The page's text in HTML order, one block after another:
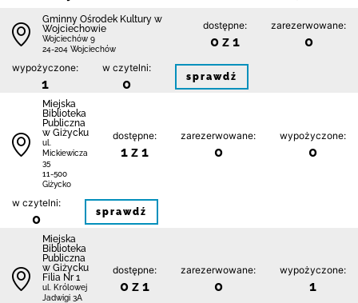
Gminny Ośrodek Kultury w
Wojciechowie
Wojciechów 9
24-204 Wojciechów
dostępne:
0 z 1
zarezerwowane:
0
wypożyczone:
1
w czytelni:
0 sprawdź
Miejska
Biblioteka
Publiczna
w Giżycku
ul.
Mickiewicza
35
11-500
Giżycko
dostępne:
1 z 1
zarezerwowane:
0
wypożyczone:
0
w czytelni:
0 sprawdź
Miejska
Biblioteka
Publiczna
w Giżycku
Filia Nr 1
ul. Królowej
Jadwigi 3A
dostępne:
0 z 1
zarezerwowane:
0
wypożyczone:
1